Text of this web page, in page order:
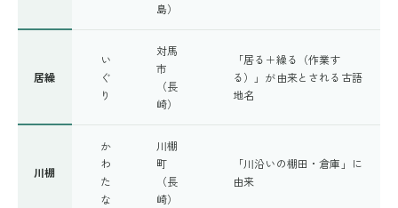
島）
居繰
い
ぐ
り
対馬
市
（長
崎）
「居る＋繰る（作業す
る）」が由来とされる古語
地名
川棚
か
わ
た
な
川棚
町
（長
崎）
「川沿いの棚田・倉庫」に
由来